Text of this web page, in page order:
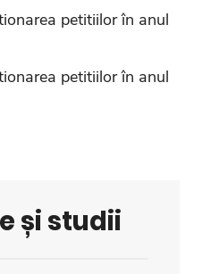
petitiilor în anul
petitiilor în anul
și studii